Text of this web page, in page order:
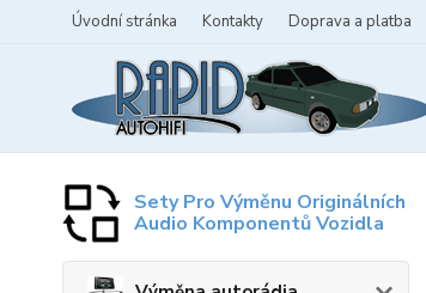
Úvodní stránka Kontakty Doprava a platba
Sety Pro Výměnu Originálních
Audio Komponentů Vozidla